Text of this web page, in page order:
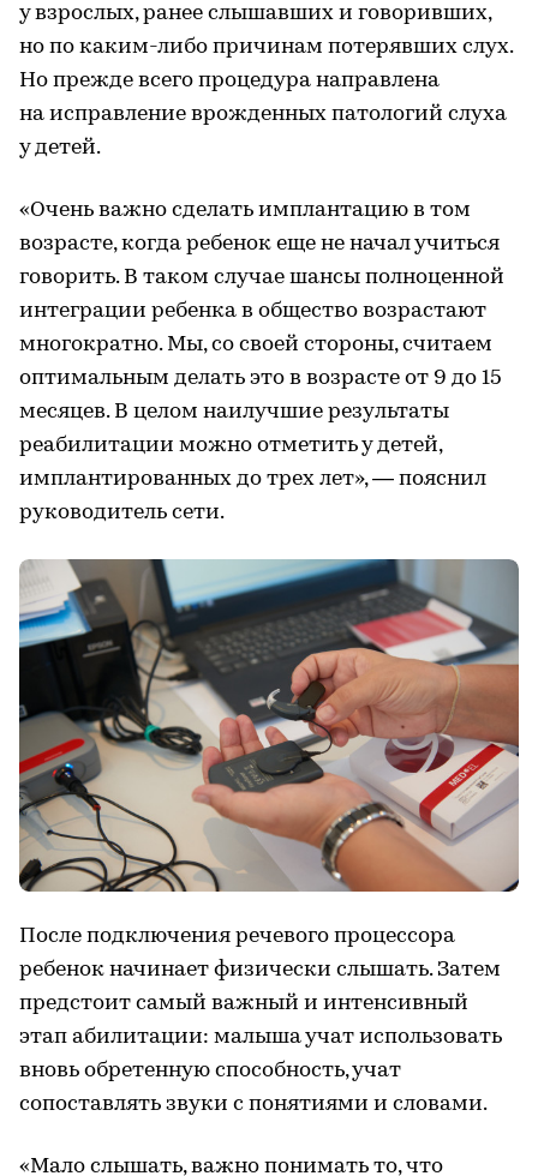
у взрослых, ранее слышавших и говоривших,
но по каким-либо причинам потерявших слух.
Но прежде всего процедура направлена
на исправление врожденных патологий слуха
у детей.
«Очень важно сделать имплантацию в том
возрасте, когда ребенок еще не начал учиться
говорить. В таком случае шансы полноценной
интеграции ребенка в общество возрастают
многократно. Мы, со своей стороны, считаем
оптимальным делать это в возрасте от 9 до 15
месяцев. В целом наилучшие результаты
реабилитации можно отметить у детей,
имплантированных до трех лет», — пояснил
руководитель сети.
После подключения речевого процессора
ребенок начинает физически слышать. Затем
предстоит самый важный и интенсивный
этап абилитации: малыша учат использовать
вновь обретенную способность, учат
сопоставлять звуки с понятиями и словами.
«Мало слышать, важно понимать то, что